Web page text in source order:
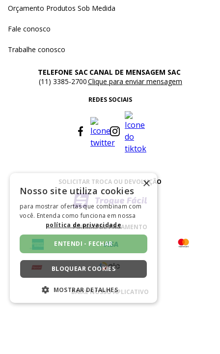
Orçamento Produtos Sob Medida
Fale conosco
Trabalhe conosco
TELEFONE SAC
(11) 3385-2700
CANAL DE MENSAGEM SAC
Clique para enviar mensagem
REDES SOCIAIS
SOLICITAR TROCA OU DEVOLUÇÃO
FORMAS DE PAGAMENTO
BAIXE NOSSO APLICATIVO
×
Nosso site utiliza cookies
para mostrar ofertas que combinam com
você. Entenda como funciona em nossa
política de privacidade
ENTENDI - FECHAR
BLOQUEAR COOKIES
MOSTRAR DETALHES
ESTRITAMENTE NECESSÁRIOS